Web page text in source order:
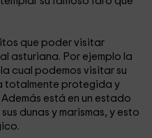
que poder visitar
asturiana. Por ejemplo la
la cual podemos visitar su
totalmente protegida y
está en un estado
dunas y marismas, y esto